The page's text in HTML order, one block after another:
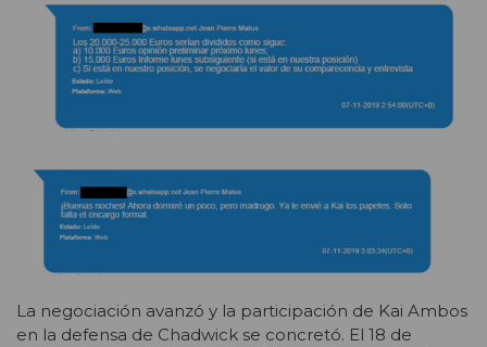
La negociación avanzó y la participación de Kai Ambos
en la defensa de Chadwick se concretó. El 18 de